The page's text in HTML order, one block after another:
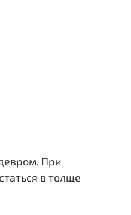
При
в толще